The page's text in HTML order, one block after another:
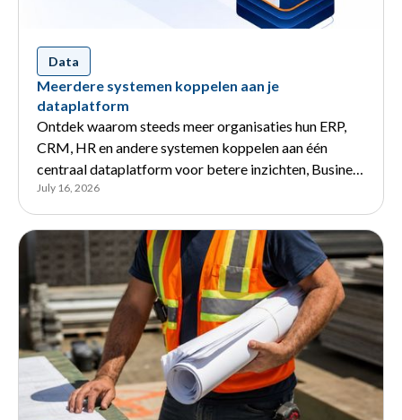
Data
Meerdere systemen koppelen aan je
dataplatform
Ontdek waarom steeds meer organisaties hun ERP,
CRM, HR en andere systemen koppelen aan één
centraal dataplatform voor betere inzichten, Business
Intelligence en AI.
July 16, 2026